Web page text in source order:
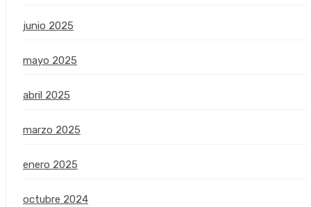
junio 2025
mayo 2025
abril 2025
marzo 2025
enero 2025
octubre 2024